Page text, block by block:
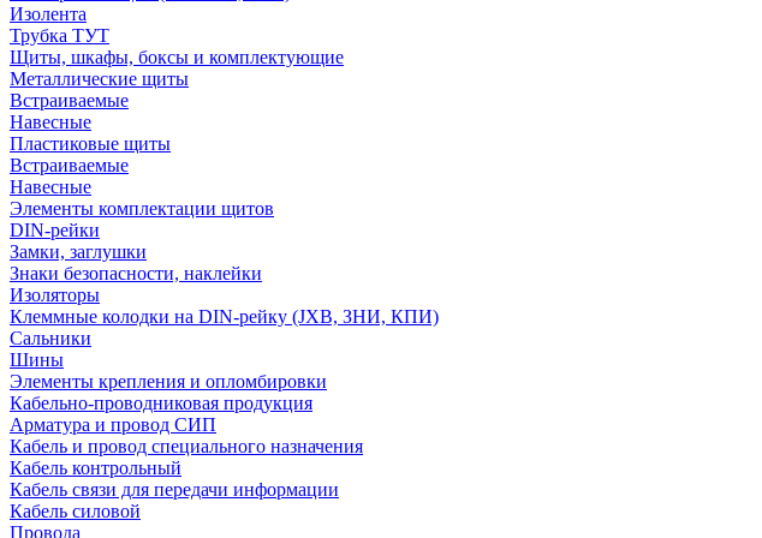
Изолента
Трубка ТУТ
Щиты, шкафы, боксы и комплектующие
Металлические щиты
Встраиваемые
Навесные
Пластиковые щиты
Встраиваемые
Навесные
Элементы комплектации щитов
DIN-рейки
Замки, заглушки
Знаки безопасности, наклейки
Изоляторы
Клеммные колодки на DIN-рейку (JXB, ЗНИ, КПИ)
Сальники
Шины
Элементы крепления и опломбировки
Кабельно-проводниковая продукция
Арматура и провод СИП
Кабель и провод специального назначения
Кабель контрольный
Кабель связи для передачи информации
Кабель силовой
Провода